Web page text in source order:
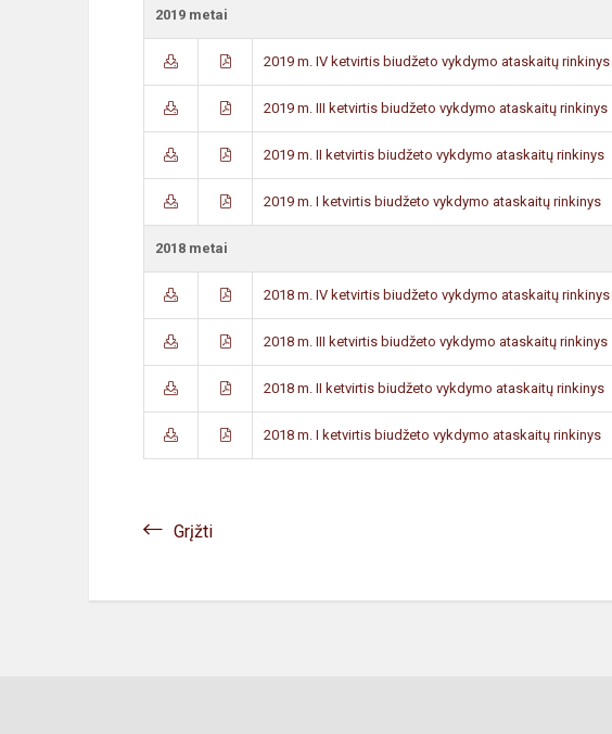
2019 metai
2019 m. IV ketvirtis biudžeto vykdymo ataskaitų rinkinys
2019 m. III ketvirtis biudžeto vykdymo ataskaitų rinkinys
2019 m. II ketvirtis biudžeto vykdymo ataskaitų rinkinys
2019 m. I ketvirtis biudžeto vykdymo ataskaitų rinkinys
2018 metai
2018 m. IV ketvirtis biudžeto vykdymo ataskaitų rinkinys
2018 m. III ketvirtis biudžeto vykdymo ataskaitų rinkinys
2018 m. II ketvirtis biudžeto vykdymo ataskaitų rinkinys
2018 m. I ketvirtis biudžeto vykdymo ataskaitų rinkinys
Grįžti